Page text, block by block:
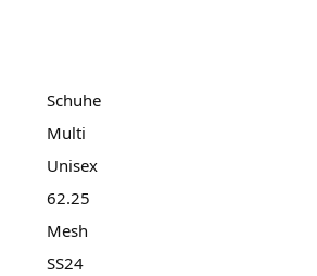
Schuhe
Multi
Unisex
62.25
Mesh
SS24